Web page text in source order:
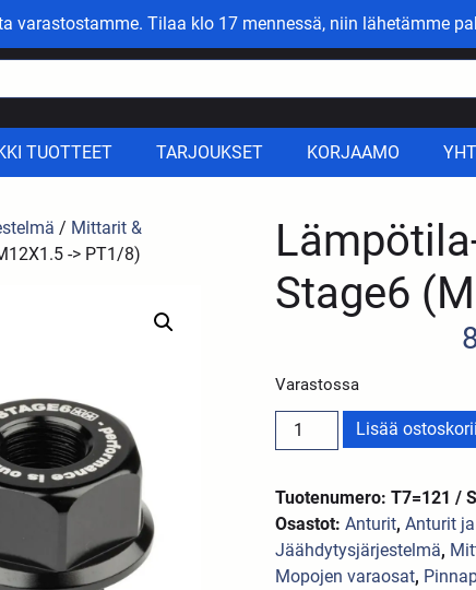
varastostamme. Tilaa klo 17 mennessä, niin lähetämme
TUOTTEET TARJOUKSET KORJAAMO
/ Mittarit &
-> PT1/8)
Stage6
Varastossa
Lisää
Tuotenumero: T7=121 /
Osastot:Anturit,Anturit
Jäähdytysjärjestelmä,
Mopojen varaosat,